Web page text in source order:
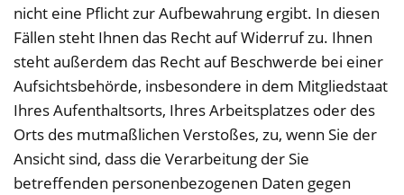
nicht eine Pflicht zur Aufbewahrung ergibt. In diesen
Fällen steht Ihnen das Recht auf Widerruf zu. Ihnen
steht außerdem das Recht auf Beschwerde bei einer
Aufsichtsbehörde, insbesondere in dem Mitgliedstaat
Ihres Aufenthaltsorts, Ihres Arbeitsplatzes oder des
Orts des mutmaßlichen Verstoßes, zu, wenn Sie der
Ansicht sind, dass die Verarbeitung der Sie
betreffenden personenbezogenen Daten gegen